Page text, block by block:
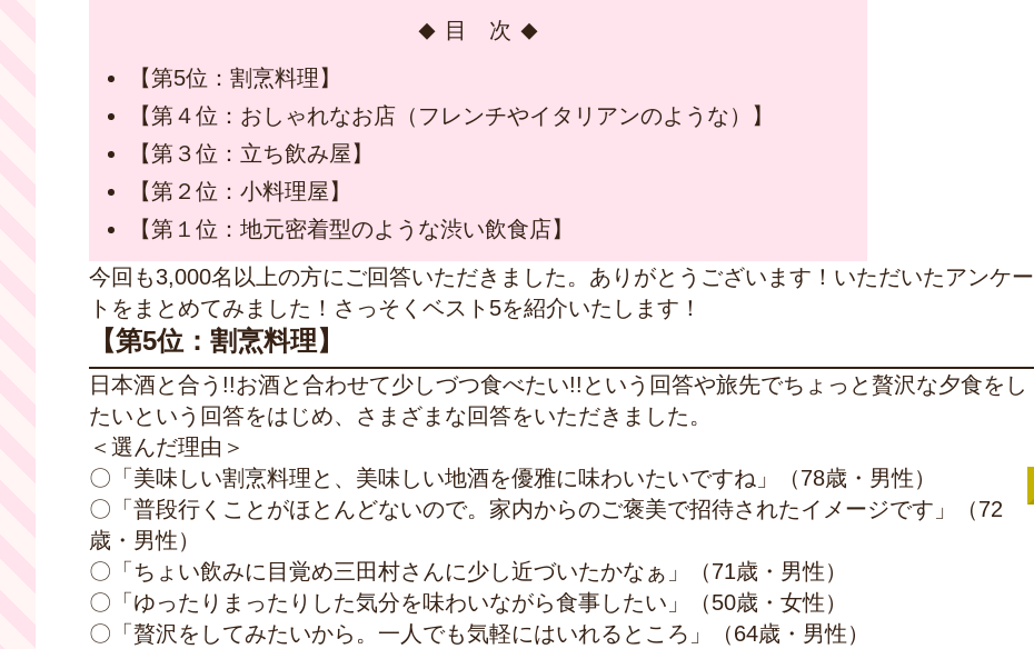
目 次
【第5位：割烹料理】
【第４位：おしゃれなお店（フレンチやイタリアンのような）】
【第３位：立ち飲み屋】
【第２位：小料理屋】
【第１位：地元密着型のような渋い飲食店】
今回も3,000名以上の方にご回答いただきました。ありがとうございます！いただいたアンケー
トをまとめてみました！さっそくベスト5を紹介いたします！
【第5位：割烹料理】
日本酒と合う!!お酒と合わせて少しづつ食べたい!!という回答や旅先でちょっと贅沢な夕食をし
たいという回答をはじめ、さまざまな回答をいただきました。
＜選んだ理由＞
〇「美味しい割烹料理と、美味しい地酒を優雅に味わいたいですね」（78歳・男性）
〇「普段行くことがほとんどないので。家内からのご褒美で招待されたイメージです」（72
歳・男性）
〇「ちょい飲みに目覚め三田村さんに少し近づいたかなぁ」（71歳・男性）
〇「ゆったりまったりした気分を味わいながら食事したい」（50歳・女性）
〇「贅沢をしてみたいから。一人でも気軽にはいれるところ」（64歳・男性）